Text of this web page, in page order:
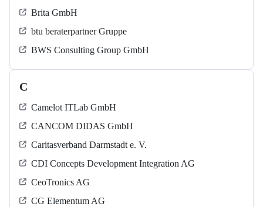
Brita GmbH
btu beraterpartner Gruppe
BWS Consulting Group GmbH
C
Camelot ITLab GmbH
CANCOM DIDAS GmbH
Caritasverband Darmstadt e. V.
CDI Concepts Development Integration AG
CeoTronics AG
CG Elementum AG